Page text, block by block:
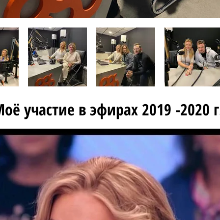
участие в эфирах 2019 -2020